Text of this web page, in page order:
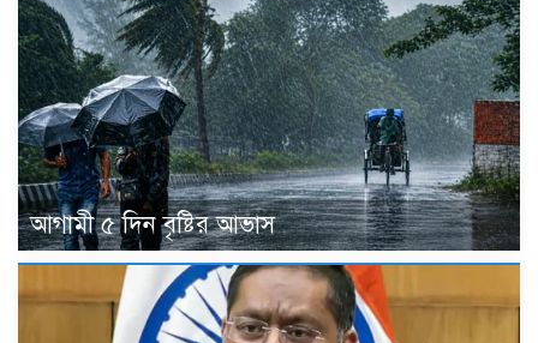
আগামী ৫ দিন বৃষ্টির আভাস